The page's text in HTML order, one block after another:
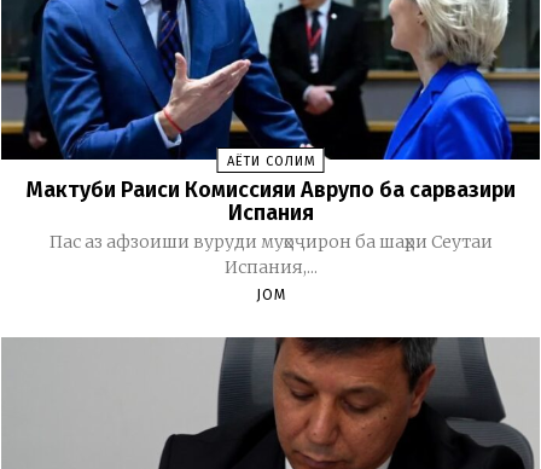
ҲАЁТИ СОЛИМ
Мактуби Раиси Комиссияи Аврупо ба сарвазири
Испания
Пас аз афзоиши вуруди муҳоҷирон ба шаҳри Сеутаи
Испания,...
JOM